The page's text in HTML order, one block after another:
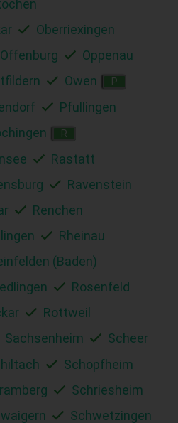
Oberriexingen
Offenburg
Oppenau
Owen P
Pfullingen
R
Rastatt
Ravenstein
Renchen
Rheinau
(Baden)
Rosenfeld
Rottweil
Sachsenheim
Scheer
Schopfheim
Schriesheim
Schwetzingen